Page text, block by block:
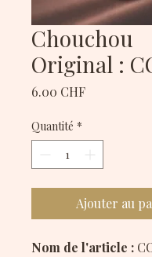
Chouchou
Original :
6.00 CHFPrix
Quantité *
Ajouter au
Nom de l'article :